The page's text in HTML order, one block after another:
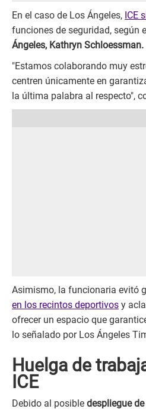
En el caso de Los Ángeles, ICE
funciones de seguridad, según
Ángeles, Kathryn Schloessman.
"Estamos colaborando muy
centren únicamente en
la última palabra al respecto",
Asimismo, la funcionaria evitó
en los recintos deportivos y
ofrecer un espacio que
lo señalado por Los Ángeles
Huelga de
ICE
Debido al posible despliegue